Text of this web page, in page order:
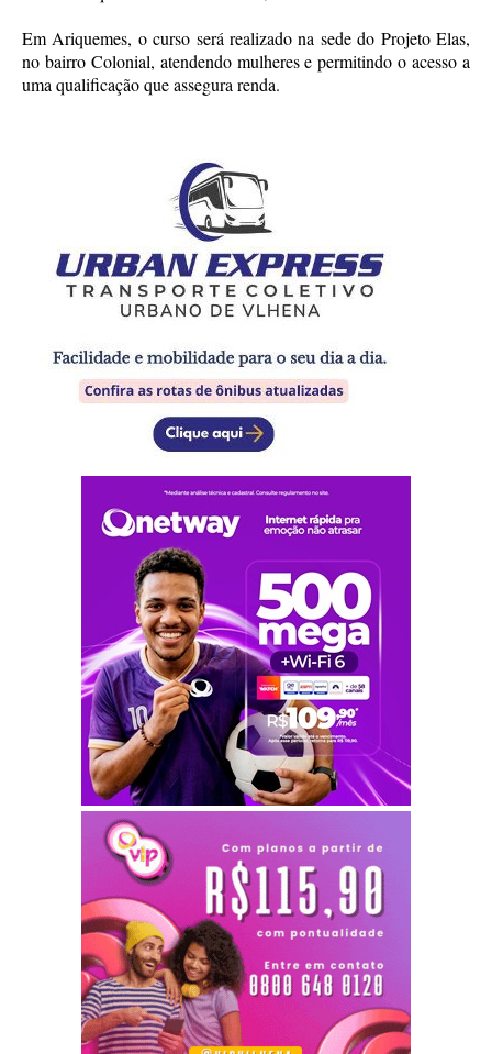
Em Ariquemes, o curso será realizado na sede do Projeto Elas,
no bairro Colonial, atendendo mulheres e permitindo o acesso a
uma qualificação que assegura renda.